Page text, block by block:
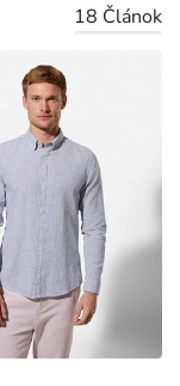
18 Článok